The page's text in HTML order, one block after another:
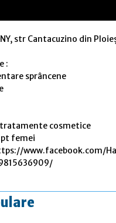
str Cantacuzino din
:
sprâncene
cosmetice
pt femei
www.facebook.com/